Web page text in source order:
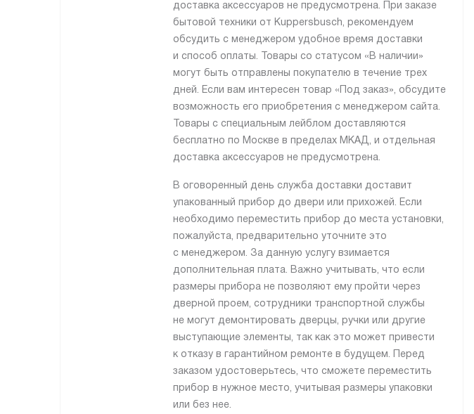
доставка аксессуаров не предусмотрена. При заказе
бытовой техники от Kuppersbusch, рекомендуем
обсудить с менеджером удобное время доставки
и способ оплаты. Товары со статусом «В наличии»
могут быть отправлены покупателю в течение трех
дней. Если вам интересен товар «Под заказ», обсудите
возможность его приобретения с менеджером сайта.
Товары с специальным лейблом доставляются
бесплатно по Москве в пределах МКАД, и отдельная
доставка аксессуаров не предусмотрена.
В оговоренный день служба доставки доставит
упакованный прибор до двери или прихожей. Если
необходимо переместить прибор до места установки,
пожалуйста, предварительно уточните это
с менеджером. За данную услугу взимается
дополнительная плата. Важно учитывать, что если
размеры прибора не позволяют ему пройти через
дверной проем, сотрудники транспортной службы
не могут демонтировать дверцы, ручки или другие
выступающие элементы, так как это может привести
к отказу в гарантийном ремонте в будущем. Перед
заказом удостоверьтесь, что сможете переместить
прибор в нужное место, учитывая размеры упаковки
или без нее.